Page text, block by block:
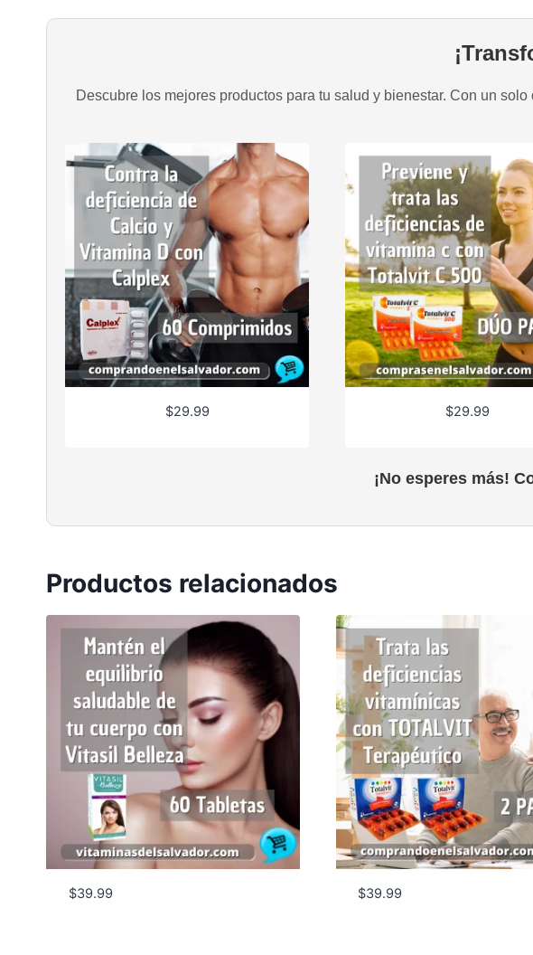
Descubre los mejores productos para tu salud y bienestar. Con un
$29.99 $29.99
¡No esperes más!
Productos relacionados
$39.99 $39.99